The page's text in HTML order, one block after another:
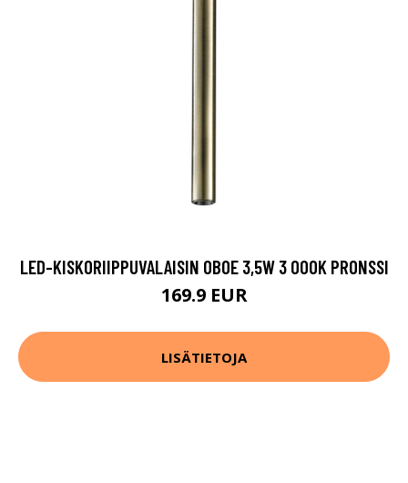
LED-KISKORIIPPUVALAISIN OBOE 3,5W 3 000K PRONSSI
169.9 EUR
LISÄTIETOJA